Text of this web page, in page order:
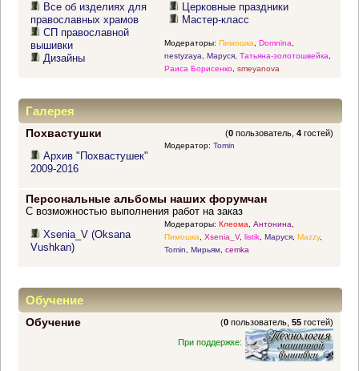
Все об изделиях для
православных храмов
СП православной
вышивки
Дизайны
Церковные праздники
Мастер-класс
Модераторы: Пимошка Domnina
nestyzaya
Маруся, Татьяна-золотошвейка
Раиса Борисенко, smeyanova
Галерея
Похвастушки (0 пользователь,4 гостей)
Архив "Похвастушек"
2009-2016
Модератор: Tomin
Персональные альбомы наших форумчан
С возможностью выполнения работ на заказ
Xsenia_V (Oksana
Vushkan)
Модераторы: Клеома, Антонина,
Пимошка, Xsenia_V, listik, Маруся, Mazzy,
Tomin, Мирьям, cemka
Обучение
Обучение (0 пользователь,55 гостей)
При поддержке: